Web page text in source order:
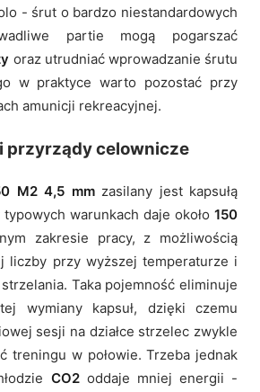
- śrut o bardzo niestandardowych
partie mogą pogarszać
oraz utrudniać wprowadzanie śrutu
w praktyce warto pozostać przy
amunicji rekreacyjnej.
przyrządy celownicze
M2 4,5 mmzasilany jest kapsułą
warunkach daje około 150
zakresie pracy, z możliwością
liczby przy wyższej temperaturze i
Taka pojemność eliminuje
wymiany kapsuł, dzięki czemu
sesji na działce strzelec zwykle
treningu w połowie. Trzeba jednak
CO2oddaje mniej energii -